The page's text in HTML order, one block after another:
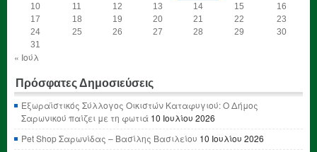
10
11 12 13 14 15
16
17
18 19 20 21 22
23
24
25 26 27 28 29
30
31
« Ιούλ
Πρόσφατες Δημοσιεύσεις
Εξωραϊστικός Σύλλογος Οικιστών Καταφυγιού: Ο Δήμος
Σαρωνικού παίζει με τη φωτιά 10 Ιουλίου 2026
Pet Shop Σαρωνίδας – Βασίλης Βασιλείου 10 Ιουλίου 2026